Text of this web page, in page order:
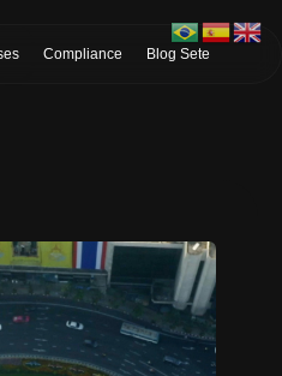
Compliance Blog Sete